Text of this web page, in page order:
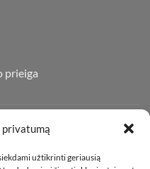
privatumą
užtikrinti geriausią
prieiga